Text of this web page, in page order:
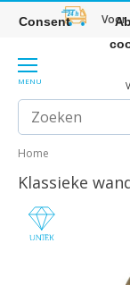
Voor
MENU
Home
Klassieke
Consent